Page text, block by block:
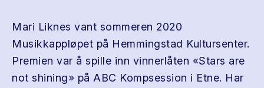
Mari Liknes vant sommeren 2020
Musikkappløpet på Hemmingstad Kultursenter.
Premien var å spille inn vinnerlåten «Stars are
not shining» på ABC Kompsession i Etne. Har